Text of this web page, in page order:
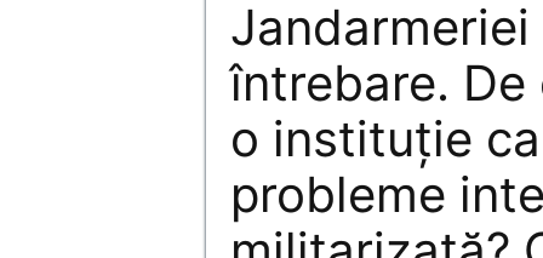
întrebare.
o instituţie
probleme